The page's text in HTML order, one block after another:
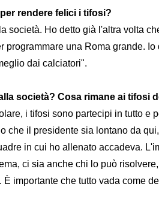
rendere felici i tifosi?
società. Ho detto già l'altra volta
programmare una Roma grande.
dai calciatori".
società? Cosa rimane ai tifosi
i tifosi sono partecipi in tutto e
che il presidente sia lontano da
in cui ho allenato accadeva.
ci sia anche chi lo può
importante che tutto vada come